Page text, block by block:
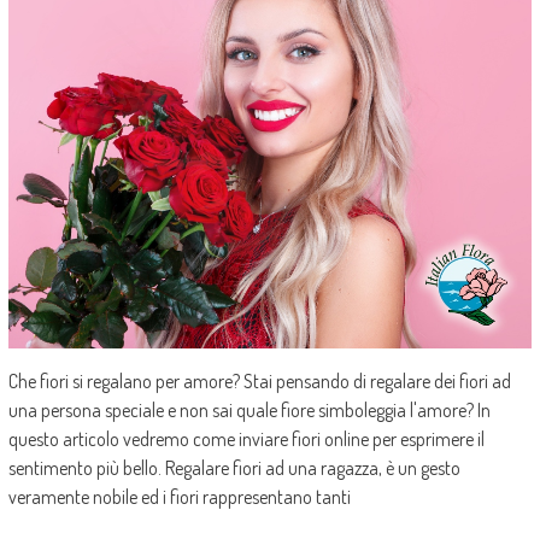
Che fiori si regalano per amore? Stai pensando di regalare dei fiori ad
una persona speciale e non sai quale fiore simboleggia l'amore? In
questo articolo vedremo come inviare fiori online per esprimere il
sentimento più bello. Regalare fiori ad una ragazza, è un gesto
veramente nobile ed i fiori rappresentano tanti